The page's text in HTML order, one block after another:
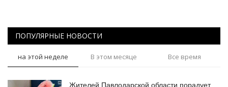
ПОПУЛЯРНЫЕ НОВОСТИ
на этой неделе В этом месяце Все время
Жителей Павлодарской области порадует